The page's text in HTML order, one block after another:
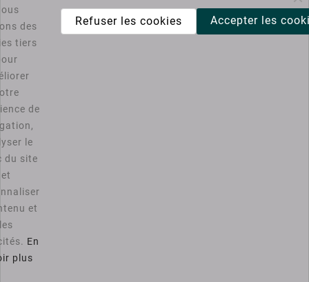
Informations 
Catégories
Vous pouvez vous désinscrire à tout moment. Vous trouverez
pour cela nos informations de contact dans les conditions
Notre Société
Votre Compte
des
tiers
de
le
du site
et
et
les
En
plus
Accepter les
Refuser les cookies